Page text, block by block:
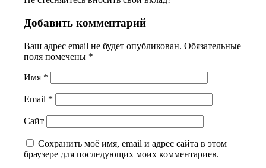
Добавить комментарий
Ваш адрес email не будет опубликован. Обязательные
поля помечены *
Имя *
Email *
Сайт
Сохранить моё имя, email и адрес сайта в этом
браузере для последующих моих комментариев.